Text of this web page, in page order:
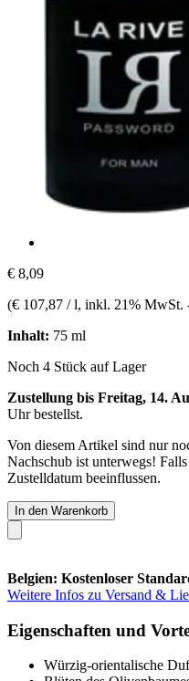
€ 8,09
(€ 107,87 / l, inkl. 21% MwSt.
Inhalt: 75 ml
Noch 4 Stück auf Lager
Zustellung bis Freitag, 14.
Uhrbestellst.
Von diesem Artikel sind nur
Nachschub ist unterwegs!
Zustelldatum beeinflussen.
In den Warenkorb
Belgien: Kostenloser
Weitere Infos zu Versand &
Eigenschaften und
Würzig-orientalische